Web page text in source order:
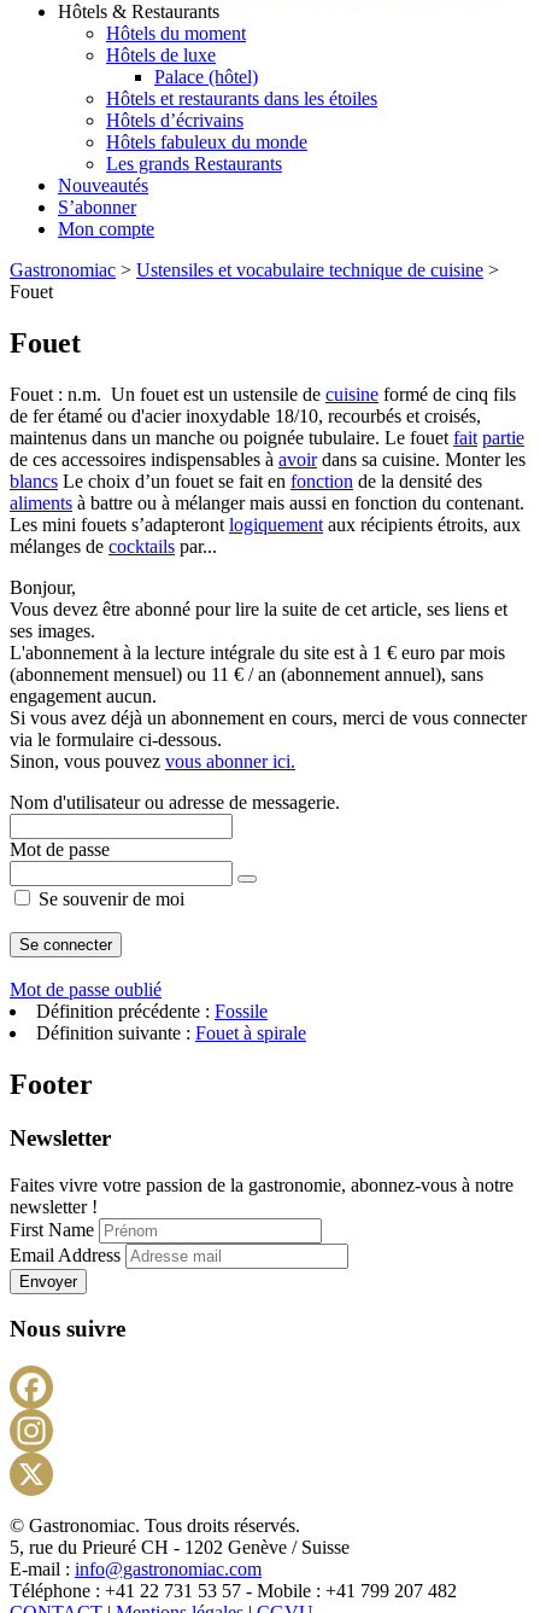
Hôtels & Restaurants
Hôtels du moment
Hôtels de luxe
Palace (hôtel)
Hôtels et restaurants dans les étoiles
Hôtels d’écrivains
Hôtels fabuleux du monde
Les grands Restaurants
Nouveautés
S’abonner
Mon compte
Gastronomiac > Ustensiles et vocabulaire technique de cuisine >
Fouet
Fouet
Fouet : n.m. Un fouet est un ustensile de cuisine formé de cinq fils
de fer étamé ou d'acier inoxydable 18/10, recourbés et croisés,
maintenus dans un manche ou poignée tubulaire. Le fouet fait partie
de ces accessoires indispensables à avoirdans sa cuisine. Monter les
blancs Le choix d’un fouet se fait en fonction de la densité des
aliments à battre ou à mélanger mais aussi en fonction du contenant.
Les mini fouets s’adapteront logiquement aux récipients étroits, aux
mélanges de cocktails par...
Bonjour,
Vous devez être abonné pour lire la suite de cet article, ses liens et
ses images.
L'abonnement à la lecture intégrale du site est à 1 € euro par mois
(abonnement mensuel) ou 11 € / an (abonnement annuel), sans
engagement aucun.
Si vous avez déjà un abonnement en cours, merci de vous connecter
via le formulaire ci-dessous.
Sinon, vous pouvez vous abonner ici.
Nom d'utilisateur ou adresse de messagerie.
Mot de passe
Se souvenir de moi
Mot de passe oublié
Définition précédente : Fossile
Définition suivante : Fouet à spirale
Footer
Newsletter
Faites vivre votre passion de la gastronomie, abonnez-vous à notre
newsletter !
First Name
Email Address
Envoyer
Nous suivre
X
© Gastronomiac. Tous droits réservés.
5, rue du Prieuré CH - 1202 Genève / Suisse
E-mail : info@gastronomiac.com
Téléphone : +41 22 731 53 57 - Mobile : +41 799 207 482